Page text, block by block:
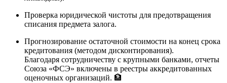
Проверка юридической чистоты для предотвращения
списания предмета залога.
Прогнозирование остаточной стоимости на конец срока
кредитования (методом дисконтирования).
Благодаря сотрудничеству с крупными банками, отчеты
Союза «ФСЭ» включены в реестры аккредитованных
оценочных организаций. 🏦